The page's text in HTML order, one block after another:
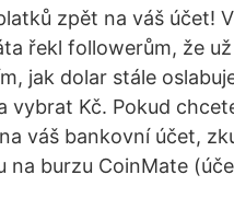
zpět na váš účet!
řekl followerům, že
jak dolar stále
vybrat Kč. Pokud
váš bankovní účet,
burzu CoinMate